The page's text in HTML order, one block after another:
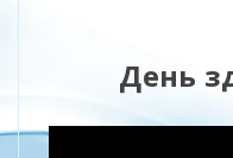
День